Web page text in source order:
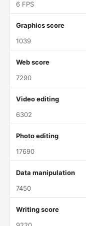
6 FPS
Graphics score
1039
Web score
7290
Video editing
6302
Photo editing
17690
Data manipulation
7450
Writing score